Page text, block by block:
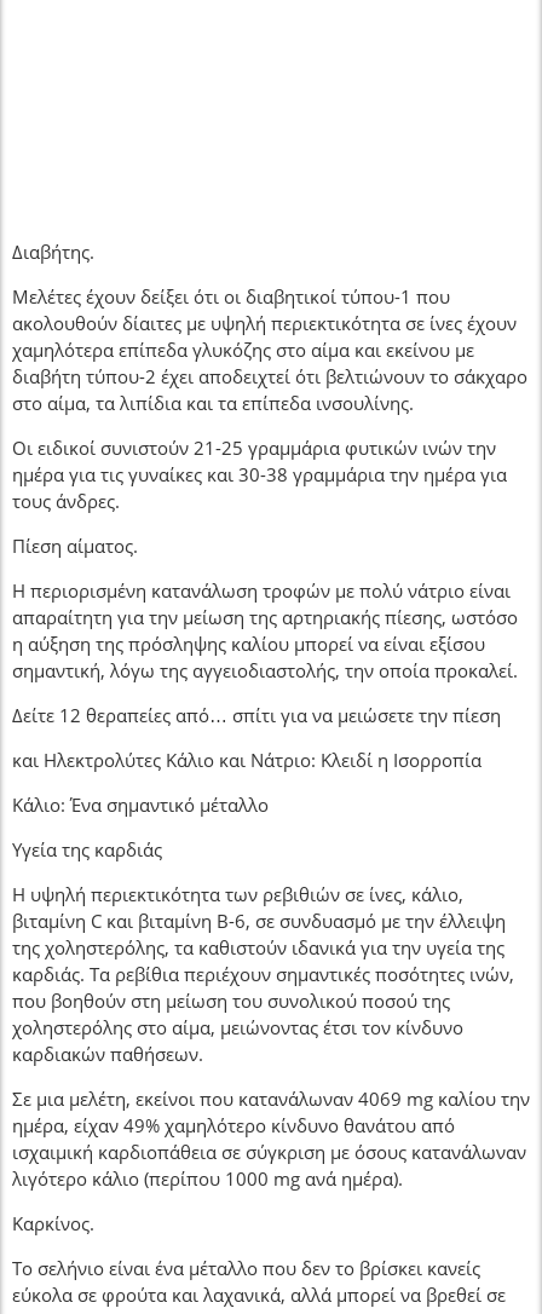
Διαβήτης.
Μελέτες έχουν δείξει ότι οι διαβητικοί τύπου-1 που
ακολουθούν δίαιτες με υψηλή περιεκτικότητα σε ίνες έχουν
χαμηλότερα επίπεδα γλυκόζης στο αίμα και εκείνου με
διαβήτη τύπου-2 έχει αποδειχτεί ότι βελτιώνουν το σάκχαρο
στο αίμα, τα λιπίδια και τα επίπεδα ινσουλίνης.
Οι ειδικοί συνιστούν 21-25 γραμμάρια φυτικών ινών την
ημέρα για τις γυναίκες και 30-38 γραμμάρια την ημέρα για
τους άνδρες.
Πίεση αίματος.
Η περιορισμένη κατανάλωση τροφών με πολύ νάτριο είναι
απαραίτητη για την μείωση της αρτηριακής πίεσης, ωστόσο
η αύξηση της πρόσληψης καλίου μπορεί να είναι εξίσου
σημαντική, λόγω της αγγειοδιαστολής, την οποία προκαλεί.
Δείτε 12 θεραπείες από… σπίτι για να μειώσετε την πίεση
και Ηλεκτρολύτες Κάλιο και Νάτριο: Κλειδί η Ισορροπία
Κάλιο: Ένα σημαντικό μέταλλο
Υγεία της καρδιάς
Η υψηλή περιεκτικότητα των ρεβιθιών σε ίνες, κάλιο,
βιταμίνη C και βιταμίνη Β-6, σε συνδυασμό με την έλλειψη
της χοληστερόλης, τα καθιστούν ιδανικά για την υγεία της
καρδιάς. Τα ρεβίθια περιέχουν σημαντικές ποσότητες ινών,
που βοηθούν στη μείωση του συνολικού ποσού της
χοληστερόλης στο αίμα, μειώνοντας έτσι τον κίνδυνο
καρδιακών παθήσεων.
Σε μια μελέτη, εκείνοι που κατανάλωναν 4069 mg καλίου την
ημέρα, είχαν 49% χαμηλότερο κίνδυνο θανάτου από
ισχαιμική καρδιοπάθεια σε σύγκριση με όσους κατανάλωναν
λιγότερο κάλιο (περίπου 1000 mg ανά ημέρα).
Καρκίνος.
Το σελήνιο είναι ένα μέταλλο που δεν το βρίσκει κανείς
εύκολα σε φρούτα και λαχανικά, αλλά μπορεί να βρεθεί σε